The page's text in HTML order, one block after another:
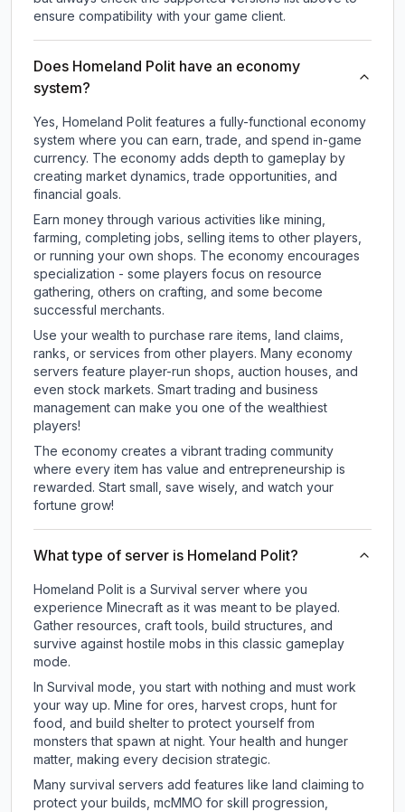
ensure compatibility with your game client.
Does Homeland Polit have an economy
system?
Yes, Homeland Polit features a fully-functional economy
system where you can earn, trade, and spend in-game
currency. The economy adds depth to gameplay by
creating market dynamics, trade opportunities, and
financial goals.
Earn money through various activities like mining,
farming, completing jobs, selling items to other players,
or running your own shops. The economy encourages
specialization - some players focus on resource
gathering, others on crafting, and some become
successful merchants.
Use your wealth to purchase rare items, land claims,
ranks, or services from other players. Many economy
servers feature player-run shops, auction houses, and
even stock markets. Smart trading and business
management can make you one of the wealthiest
players!
The economy creates a vibrant trading community
where every item has value and entrepreneurship is
rewarded. Start small, save wisely, and watch your
fortune grow!
What type of server is Homeland Polit?
Homeland Polit is a Survival server where you
experience Minecraft as it was meant to be played.
Gather resources, craft tools, build structures, and
survive against hostile mobs in this classic gameplay
mode.
In Survival mode, you start with nothing and must work
your way up. Mine for ores, harvest crops, hunt for
food, and build shelter to protect yourself from
monsters that spawn at night. Your health and hunger
matter, making every decision strategic.
Many survival servers add features like land claiming to
protect your builds, mcMMO for skill progression,